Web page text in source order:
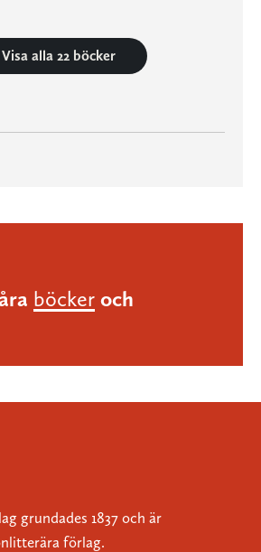
Visa alla 22 böcker
böcker och
grundades 1837 och är
förlag.